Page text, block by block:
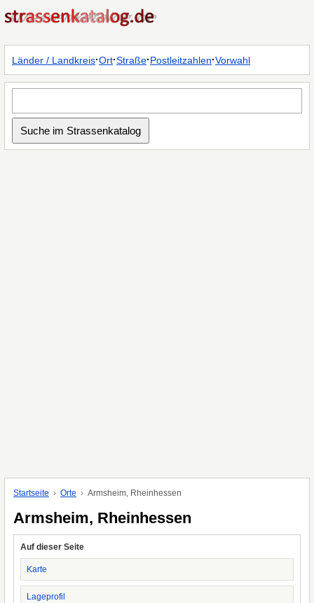
Länder / Landkreis·Ort·Straße·Postleitzahlen·Vorwahl
Startseite Orte Armsheim, Rheinhessen
Armsheim, Rheinhessen
Auf dieser Seite
Karte
Lageprofil